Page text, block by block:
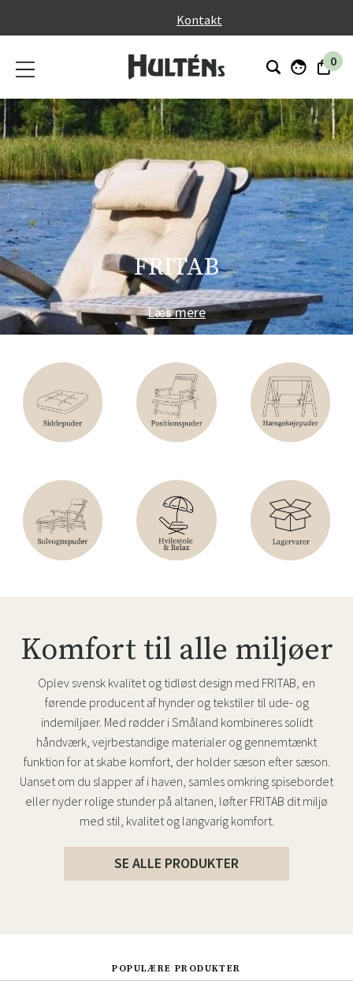
Kontakt
0
FRITAB
Læs mere
Komfort til alle miljøer
Oplev svensk kvalitet og tidløst design med FRITAB, en
førende producent af hynder og tekstiler til ude- og
indemiljøer. Med rødder i Småland kombineres solidt
håndværk, vejrbestandige materialer og gennemtænkt
funktion for at skabe komfort, der holder sæson efter sæson.
Uanset om du slapper af i haven, samles omkring spisebordet
eller nyder rolige stunder på altanen, løfter FRITAB dit miljø
med stil, kvalitet og langvarig komfort.
SE ALLE PRODUKTER
POPULÆRE PRODUKTER